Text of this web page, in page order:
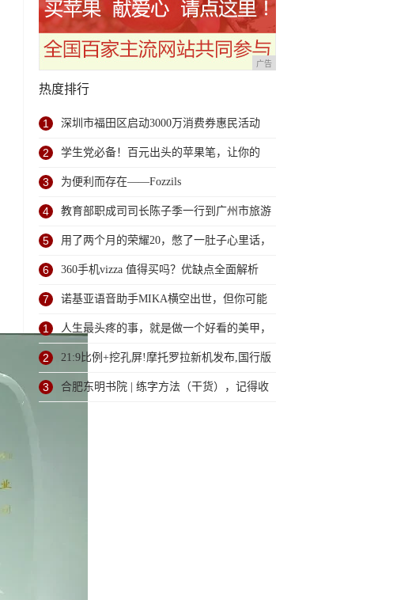
广告
热度排行
1 深圳市福田区启动3000万消费券惠民活动
2 学生党必备！百元出头的苹果笔，让你的
iPad成为学习神器
3 为便利而存在——Fozzils
4 教育部职成司司长陈子季一行到广州市旅游
商务职业学校考察调研
5 用了两个月的荣耀20，憋了一肚子心里话，
今天终于一吐为快
6 360手机vizza 值得买吗？优缺点全面解析
7 诺基亚语音助手MIKA横空出世，但你可能
用不上！
1 人生最头疼的事，就是做一个好看的美甲，
不怕掉落，还能拼命干活
2 21:9比例+挖孔屏!摩托罗拉新机发布,国行版
6月登场
3 合肥东明书院 | 练字方法（干货），记得收